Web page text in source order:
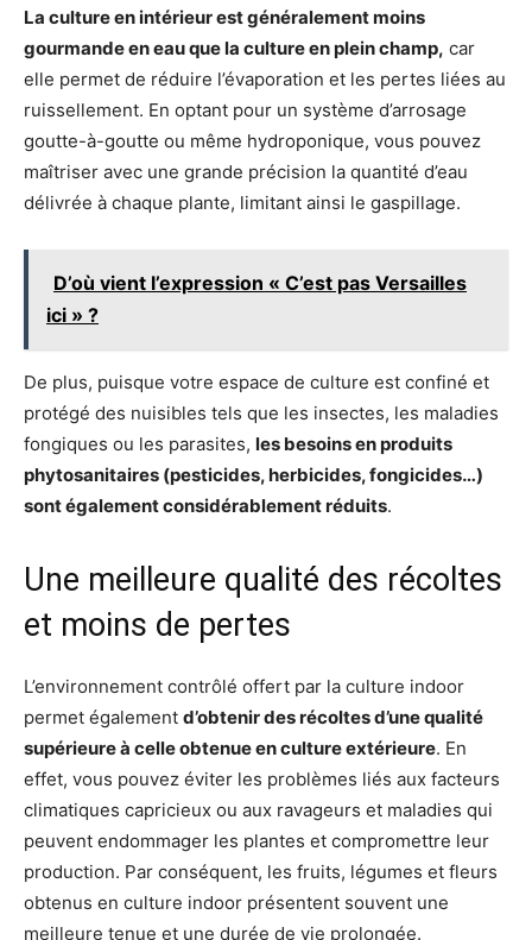
La culture en intérieur est généralement moins
gourmande en eau que la culture en plein champ, car
elle permet de réduire l’évaporation et les pertes liées au
ruissellement. En optant pour un système d’arrosage
goutte-à-goutte ou même hydroponique, vous pouvez
maîtriser avec une grande précision la quantité d’eau
délivrée à chaque plante, limitant ainsi le gaspillage.
D’où vient l’expression « C’est pas Versailles
ici » ?
De plus, puisque votre espace de culture est confiné et
protégé des nuisibles tels que les insectes, les maladies
fongiques ou les parasites, les besoins en produits
phytosanitaires (pesticides, herbicides, fongicides…)
sont également considérablement réduits.
Une meilleure qualité des récoltes
et moins de pertes
L’environnement contrôlé offert par la culture indoor
permet également d’obtenir des récoltes d’une qualité
supérieure à celle obtenue en culture extérieure. En
effet, vous pouvez éviter les problèmes liés aux facteurs
climatiques capricieux ou aux ravageurs et maladies qui
peuvent endommager les plantes et compromettre leur
production. Par conséquent, les fruits, légumes et fleurs
obtenus en culture indoor présentent souvent une
meilleure tenue et une durée de vie prolongée.